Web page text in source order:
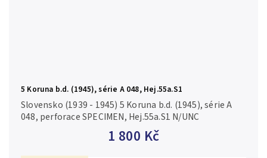
5 Koruna b.d. (1945), série A 048, Hej.55a.S1
1 800 Kč
Slovensko (1939 - 1945) 5 Koruna b.d. (1945), série A
048, perforace SPECIMEN, Hej.55a.S1 N/UNC